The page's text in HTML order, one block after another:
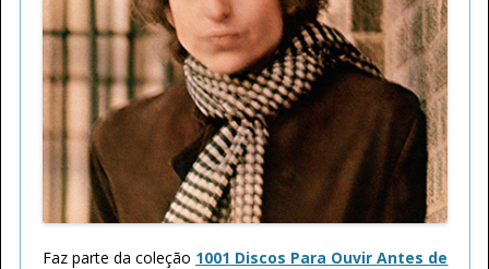
Faz parte da coleção 1001 Discos Para Ouvir Antes de